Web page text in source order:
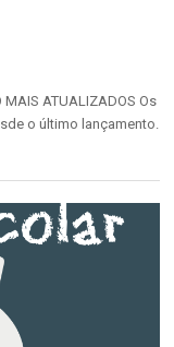
ATUALIZADOS Os
o último lançamento.